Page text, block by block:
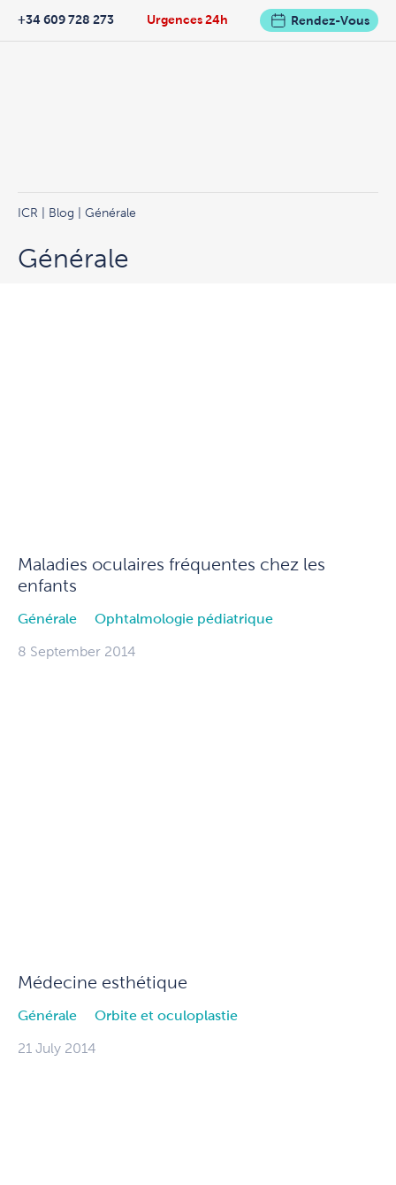
Urgences 24h
+34 609 728 273 Rendez-Vous
ICR Blog | Générale
Générale
Maladies oculaires fréquentes chez les
enfants
Générale Ophtalmologie pédiatrique
8 September 2014
Médecine esthétique
Générale Orbite et oculoplastie
21 July 2014